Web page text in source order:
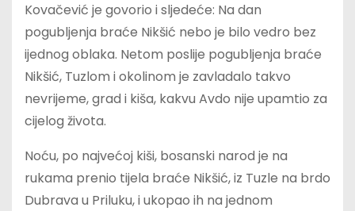
Kovačević je govorio i sljedeće: Na dan
pogubljenja braće Nikšić nebo je bilo vedro bez
ijednog oblaka. Netom poslije pogubljenja braće
Nikšić, Tuzlom i okolinom je zavladalo takvo
nevrijeme, grad i kiša, kakvu Avdo nije upamtio za
cijelog života.
Noću, po najvećoj kiši, bosanski narod je na
rukama prenio tijela braće Nikšić, iz Tuzle na brdo
Dubrava u Priluku, i ukopao ih na jednom